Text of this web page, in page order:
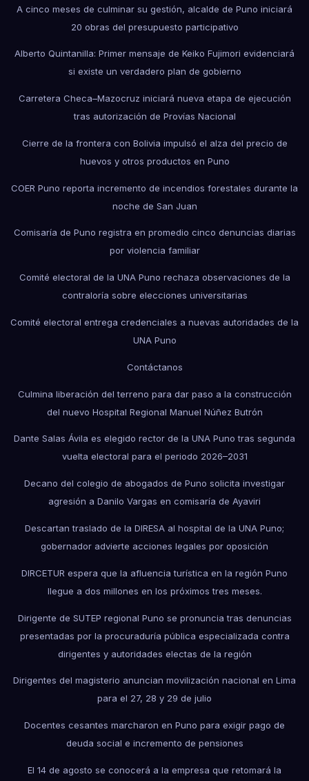
A cinco meses de culminar su gestión, alcalde de Puno iniciará
20 obras del presupuesto participativo
Alberto Quintanilla: Primer mensaje de Keiko Fujimori evidenciará
si existe un verdadero plan de gobierno
Carretera Checa–Mazocruz iniciará nueva etapa de ejecución
tras autorización de Provías Nacional
Cierre de la frontera con Bolivia impulsó el alza del precio de
huevos y otros productos en Puno
COER Puno reporta incremento de incendios forestales durante la
noche de San Juan
Comisaría de Puno registra en promedio cinco denuncias diarias
por violencia familiar
Comité electoral de la UNA Puno rechaza observaciones de la
contraloría sobre elecciones universitarias
Comité electoral entrega credenciales a nuevas autoridades de la
UNA Puno
Contáctanos
Culmina liberación del terreno para dar paso a la construcción
del nuevo Hospital Regional Manuel Núñez Butrón
Dante Salas Ávila es elegido rector de la UNA Puno tras segunda
vuelta electoral para el periodo 2026–2031
Decano del colegio de abogados de Puno solicita investigar
agresión a Danilo Vargas en comisaría de Ayaviri
Descartan traslado de la DIRESA al hospital de la UNA Puno;
gobernador advierte acciones legales por oposición
DIRCETUR espera que la afluencia turística en la región Puno
llegue a dos millones en los próximos tres meses.
Dirigente de SUTEP regional Puno se pronuncia tras denuncias
presentadas por la procuraduría pública especializada contra
dirigentes y autoridades electas de la región
Dirigentes del magisterio anuncian movilización nacional en Lima
para el 27, 28 y 29 de julio
Docentes cesantes marcharon en Puno para exigir pago de
deuda social e incremento de pensiones
El 14 de agosto se conocerá a la empresa que retomará la